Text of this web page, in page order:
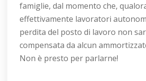
famiglie, dal momento che,
effettivamente lavoratori
perdita del posto di lavoro non
compensata da alcun
Non è presto per parlarne!